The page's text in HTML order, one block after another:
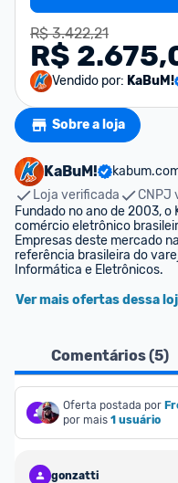
R$ 3.422,21
R$
Vendido por: KaBuM!
Sobre a loja
KaBuM!
Loja verificada
CNPJ
Fundado no ano de 2003, o
comércio eletrônico
Empresas deste mercado
referência brasileira do
Informática e Eletrônicos.
Ver mais ofertas dessa
Comentários (5)
Oferta postada por
por mais 1 usuário
gonzatti